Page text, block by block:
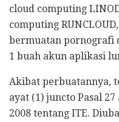
cloud computing
computing
bermuatan pornografi
1 buah akun aplikasi
Akibat perbuatannya,
ayat (1) juncto Pasal
2008 tentang ITE.